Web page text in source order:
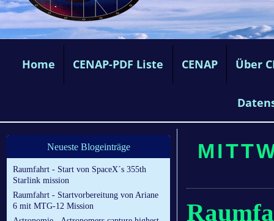
Home CENAP-PDF Liste CENAP Über
Neueste Blogeinträge
Raumfahrt - Start von SpaceX´s 355th
Starlink mission
Raumfahrt - Startvorbereitung von Ariane
6 mit MTG-12 Mission